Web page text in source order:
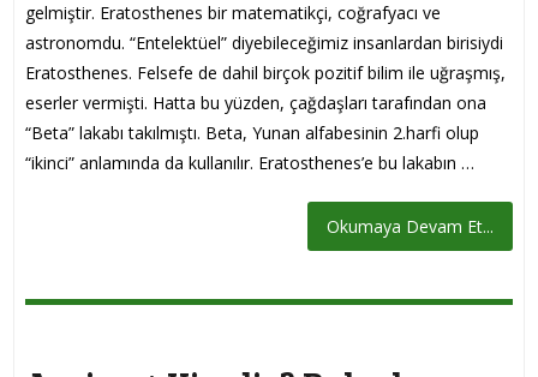
gelmiştir. Eratosthenes bir matematikçi, coğrafyacı ve
astronomdu. “Entelektüel” diyebileceğimiz insanlardan birisiydi
Eratosthenes. Felsefe de dahil birçok pozitif bilim ile uğraşmış,
eserler vermişti. Hatta bu yüzden, çağdaşları tarafından ona
“Beta” lakabı takılmıştı. Beta, Yunan alfabesinin 2.harfi olup
“ikinci” anlamında da kullanılır. Eratosthenes’e bu lakabın …
Okumaya Devam Et...